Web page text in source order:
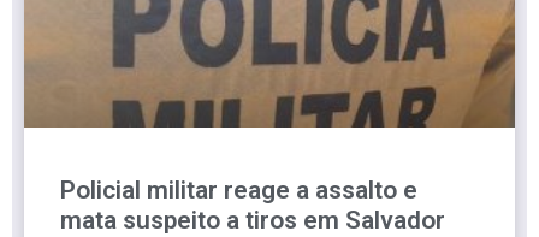
Policial militar reage a assalto e
mata suspeito a tiros em Salvador